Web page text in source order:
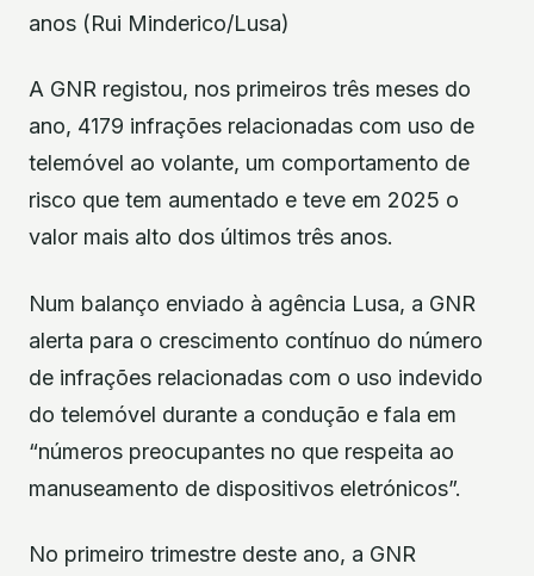
anos (Rui Minderico/Lusa)
A GNR registou, nos primeiros três meses do
ano, 4179 infrações relacionadas com uso de
telemóvel ao volante, um comportamento de
risco que tem aumentado e teve em 2025 o
valor mais alto dos últimos três anos.
Num balanço enviado à agência Lusa, a GNR
alerta para o crescimento contínuo do número
de infrações relacionadas com o uso indevido
do telemóvel durante a condução e fala em
“números preocupantes no que respeita ao
manuseamento de dispositivos eletrónicos”.
No primeiro trimestre deste ano, a GNR